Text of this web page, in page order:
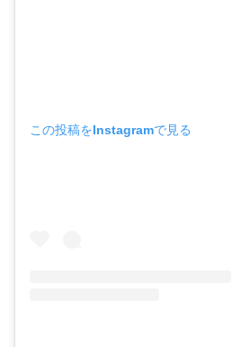
この投稿をInstagramで見る